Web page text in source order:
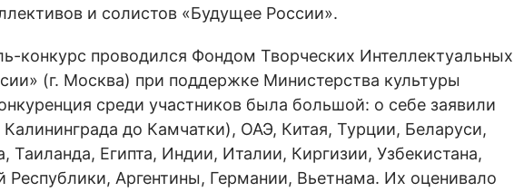
и солистов «Будущее России».
конкурс проводился Фондом Творческих Интеллектуальных
(г. Москва) при поддержке Министерства культуры
среди участников была большой: о себе заявили
до Камчатки), ОАЭ, Китая, Турции, Беларуси,
Таиланда, Египта, Индии, Италии, Киргизии, Узбекистана,
Аргентины, Германии, Вьетнама. Их оценивало